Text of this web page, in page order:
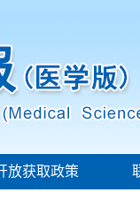
放获取政策